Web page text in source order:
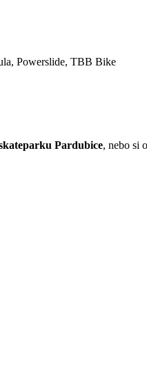
Powerslide, TBB Bike
Pardubice, nebo si